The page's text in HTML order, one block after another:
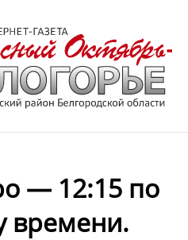
— 12:15 по
времени.